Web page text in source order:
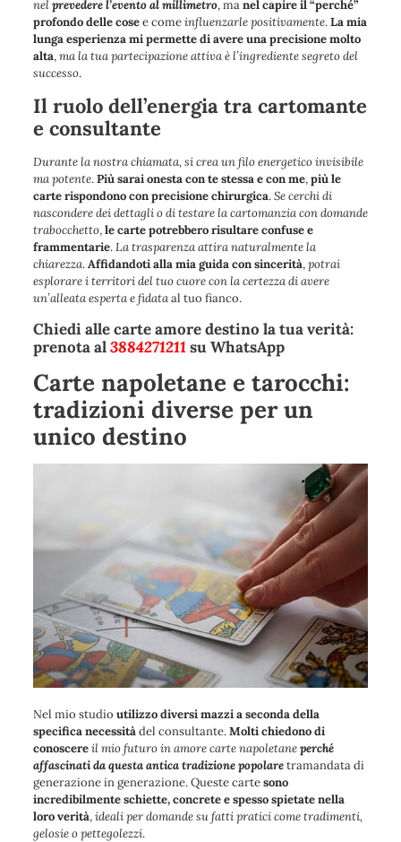
nelprevedere l’evento al millimetro, manel capire il “perché”
profondo delle cosee comeinfluenzarle positivamente.La mia
lunga esperienza mi permette di avere una precisione molto
alta,ma la tua partecipazione attiva è l’ingrediente segreto del
successo.
Il ruolo dell’energia tra cartomante
e consultante
Durante la nostra chiamata, si crea un filo energetico invisibile
ma potente.Più sarai onesta con te stessa e con me,più le
carte rispondono con precisione chirurgica.Se cerchi di
nascondere dei dettagli o di testare la cartomanzia con domande
trabocchetto,le carte potrebbero risultare confuse e
frammentarie.La trasparenza attira naturalmente la
chiarezza.Affidandoti alla mia guida con sincerità,potrai
esplorare i territori del tuo cuore con la certezza di avere
un’alleata esperta e fidataal tuo fianco.
Chiedi alle carte amore destino la tua verità:
prenota al3884271211 su WhatsApp
Carte napoletane e tarocchi:
tradizioni diverse per un
unico destino
Nel mio studio utilizzo diversi mazzi a seconda della
specifica necessitàdel consultante.Molti chiedono di
conoscereil mio futuro in amore carte napoletaneperché
affascinati da questa antica tradizione popolaretramandata di
generazione in generazione. Queste cartesono
incredibilmente schiette, concrete e spesso spietate nella
loro verità,ideali per domande su fatti pratici come tradimenti,
gelosie o pettegolezzi.